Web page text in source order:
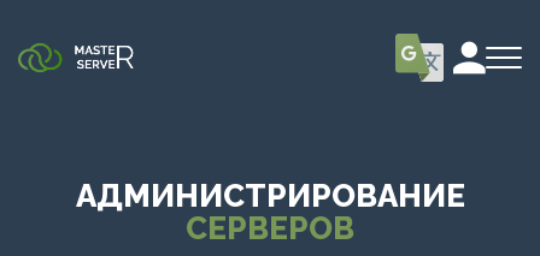
АДМИНИСТРИРОВАНИЕ
СЕРВЕРОВ